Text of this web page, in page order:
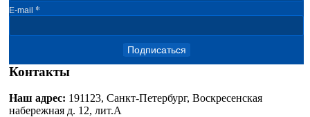
E-mail *
Подписаться
Контакты
Наш адрес: 191123, Санкт-Петербург, Воскресенская
набережная д. 12, лит.А